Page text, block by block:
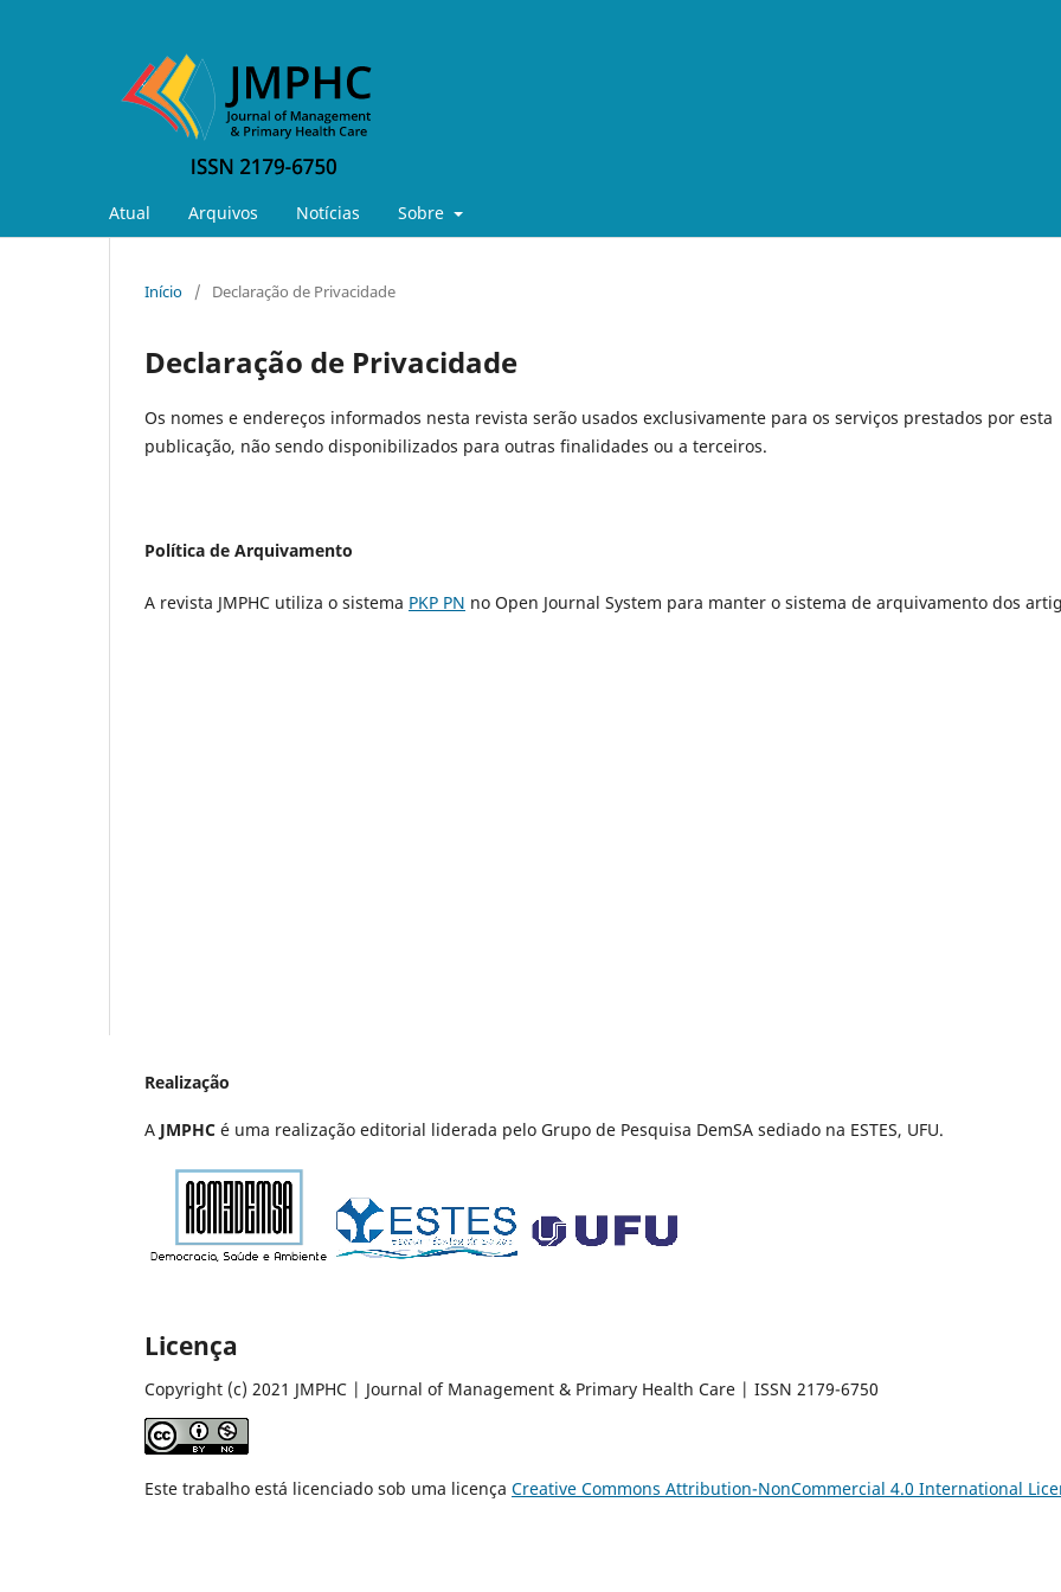
Atual Arquivos Notícias Sobre
Início / Declaração de Privacidade
Declaração de Privacidade
Os nomes e endereços informados nesta revista serão usados exclusivamente para os serviços prestados por esta
publicação, não sendo disponibilizados para outras finalidades ou a terceiros.
Política de Arquivamento
A revista JMPHC utiliza o sistema PKP PN no Open Journal System para manter o sistema de arquivamento dos
Realização
A JMPHC é uma realização editorial liderada pelo Grupo de Pesquisa DemSA sediado na ESTES, UFU.
Licença
Copyright (c) 2021 JMPHC | Journal of Management & Primary Health Care | ISSN 2179-6750
Este trabalho está licenciado sob uma licença Creative Commons Attribution-NonCommercial 4.0 International